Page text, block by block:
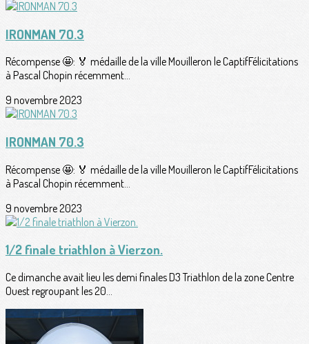
IRONMAN 7O.3
Récompense 🤩: 🏅 médaille de la ville Mouilleron le CaptifFélicitations
à Pascal Chopin récemment...
9 novembre 2023
IRONMAN 70.3
Récompense 🤩: 🏅 médaille de la ville Mouilleron le CaptifFélicitations
à Pascal Chopin récemment...
9 novembre 2023
1/2 finale triathlon à Vierzon.
Ce dimanche avait lieu les demi finales D3 Triathlon de la zone Centre
Ouest regroupant les 20...